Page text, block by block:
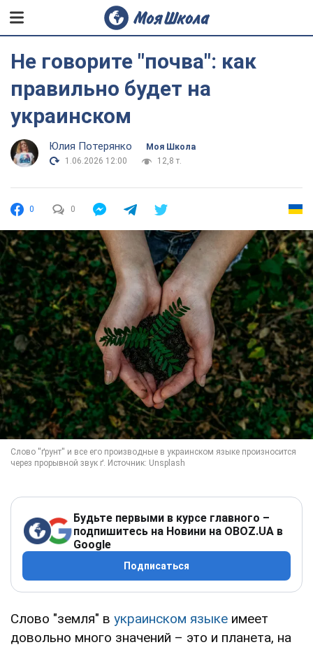
Не говорите "почва": как
правильно будет на
украинском
Юлия Потерянко
Моя Школа
1.06.2026 12:00
12,8 т.
0 0
Будьте первыми в курсе главного –
подпишитесь на Новини на OBOZ.UA в
Google
Подписаться
Слово "земля" в украинском языке имеет
довольно много значений – это и планета, на